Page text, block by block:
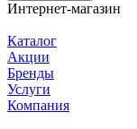
Интернет-магазин
Каталог
Акции
Бренды
Услуги
Компания